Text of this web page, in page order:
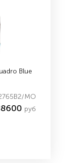
Blue
MO
руб